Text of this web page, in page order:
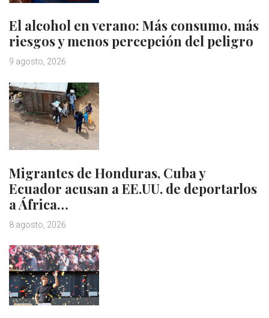
El alcohol en verano: Más consumo, más
riesgos y menos percepción del peligro
9 agosto, 2026
Migrantes de Honduras, Cuba y
Ecuador acusan a EE.UU. de deportarlos
a África…
8 agosto, 2026